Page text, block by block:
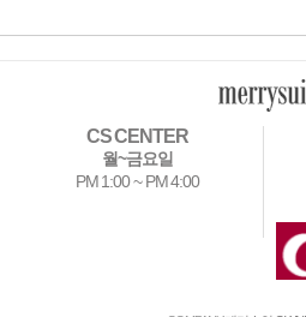
CS CENTER
월~금요일
PM 1:00 ~ PM 4:00